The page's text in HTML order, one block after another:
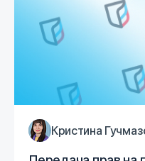
Кристина